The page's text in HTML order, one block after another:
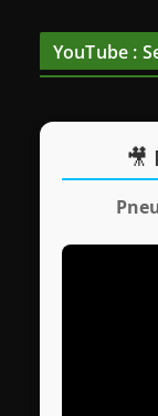
o
YouTube :
🎥